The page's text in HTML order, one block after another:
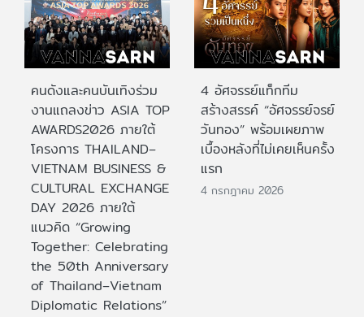
คนดังและคนบันเทิงร่วม
งานแถลงข่าว ASIA TOP
AWARDS2026 ภายใต้
โครงการ THAILAND–
VIETNAM BUSINESS &
CULTURAL EXCHANGE
DAY 2026 ภายใต้
แนวคิด “Growing
Together: Celebrating
the 50th Anniversary
of Thailand–Vietnam
Diplomatic Relations”
4 อัศจรรย์แท็กทีม
สร้างสรรค์ “อัศจรรย์จรย์
วันทอง” พร้อมเผยภาพ
เบื้องหลังที่ไม่เคยเห็นครั้ง
แรก
4 กรกฎาคม 2026